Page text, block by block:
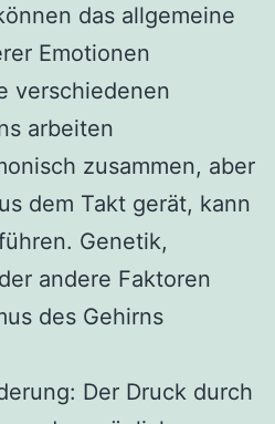
das allgemeine
Emotionen
verschiedenen
arbeiten
zusammen, aber
dem Takt gerät, kann
Genetik,
andere Faktoren
des Gehirns
Der Druck durch